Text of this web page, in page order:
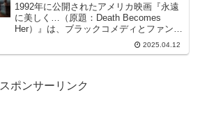
1992年に公開されたアメリカ映画『永遠
に美しく…（原題：Death Becomes
Her）』は、ブラックコメディとファンタ
ジーを絶妙に融合させた作品です。監督
は『バック・トゥ・ザ・フューチャー』
2025.04.12
スポンサーリンク